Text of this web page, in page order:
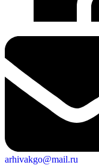
arhivakgo@mail.ru